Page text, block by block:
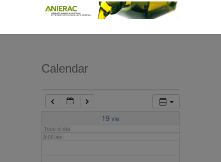
Calendar
19 vie
Todo el día
7:00 am
8:00 am